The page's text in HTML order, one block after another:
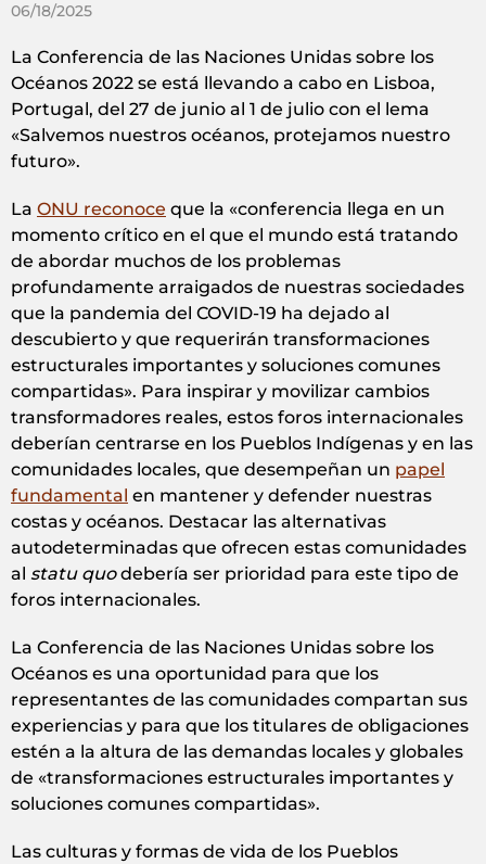
06/18/2025
La Conferencia de las Naciones Unidas sobre los
Océanos 2022 se está llevando a cabo en Lisboa,
Portugal, del 27 de junio al 1 de julio con el lema
«Salvemos nuestros océanos, protejamos nuestro
futuro».
La ONU reconoce que la «conferencia llega en un
momento crítico en el que el mundo está tratando
de abordar muchos de los problemas
profundamente arraigados de nuestras sociedades
que la pandemia del COVID-19 ha dejado al
descubierto y que requerirán transformaciones
estructurales importantes y soluciones comunes
compartidas». Para inspirar y movilizar cambios
transformadores reales, estos foros internacionales
deberían centrarse en los Pueblos Indígenas y en las
comunidades locales, que desempeñan un papel
fundamental en mantener y defender nuestras
costas y océanos. Destacar las alternativas
autodeterminadas que ofrecen estas comunidades
al statu quodebería ser prioridad para este tipo de
foros internacionales.
La Conferencia de las Naciones Unidas sobre los
Océanos es una oportunidad para que los
representantes de las comunidades compartan sus
experiencias y para que los titulares de obligaciones
estén a la altura de las demandas locales y globales
de «transformaciones estructurales importantes y
soluciones comunes compartidas».
Las culturas y formas de vida de los Pueblos